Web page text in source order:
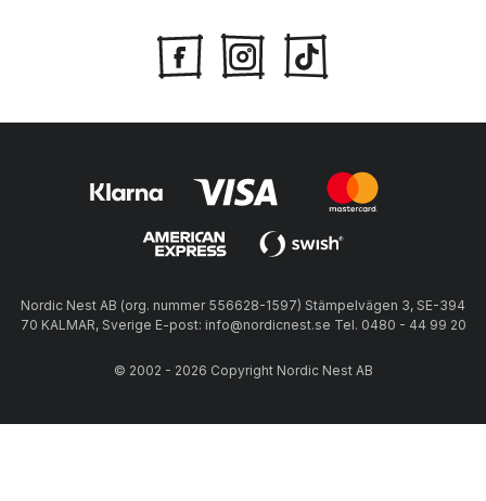
Nordic Nest AB (org. nummer 556628-1597) Stämpelvägen 3, SE-394
70 KALMAR, Sverige E-post: info@nordicnest.se Tel. 0480 - 44 99 20
© 2002 - 2026 Copyright Nordic Nest AB